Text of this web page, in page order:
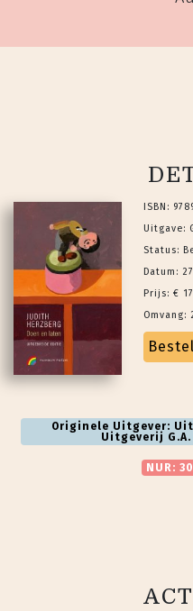
ISBN:
Uitgave:
Status:
Datum:
Prijs: €
Omvang:
Bestel
Originele Uitgever:
Uitgeverij G.A.
NUR: